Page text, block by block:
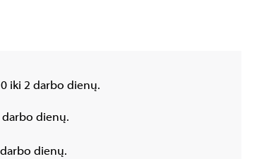
iki 2 darbo dienų.
dienų.
dienų.